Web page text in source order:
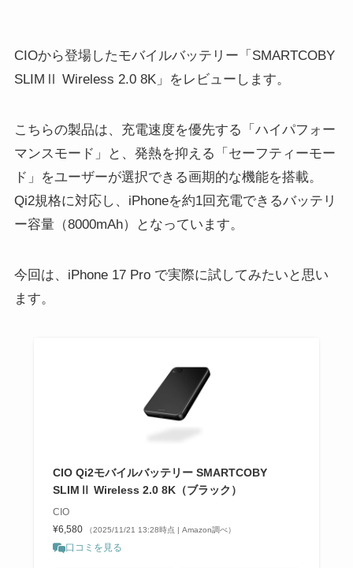
CIOから登場したモバイルバッテリー「SMARTCOBY
SLIMⅡ Wireless 2.0 8K」をレビューします。
こちらの製品は、充電速度を優先する「ハイパフォー
マンスモード」と、発熱を抑える「セーフティーモー
ド」をユーザーが選択できる画期的な機能を搭載。
Qi2規格に対応し、iPhoneを約1回充電できるバッテリ
ー容量（8000mAh）となっています。
今回は、iPhone 17 Pro で実際に試してみたいと思い
ます。
CIO Qi2モバイルバッテリー SMARTCOBY
SLIMⅡ Wireless 2.0 8K（ブラック）
CIO
¥6,580
（2025/11/21 13:28時点 | Amazon調べ）
口コミを見る